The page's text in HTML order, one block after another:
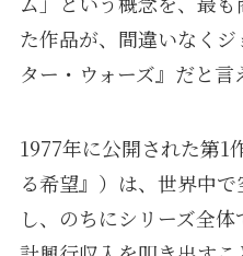
た作品が、間違いなく
ター・ウォーズ』だと言
1977年に公開された第1
る希望』）は、世界中
し、のちにシリーズ全